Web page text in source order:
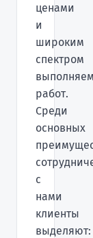
ценами
и
широким
спектром
работ.
Среди
основных
с
нами
клиенты
выделяют: